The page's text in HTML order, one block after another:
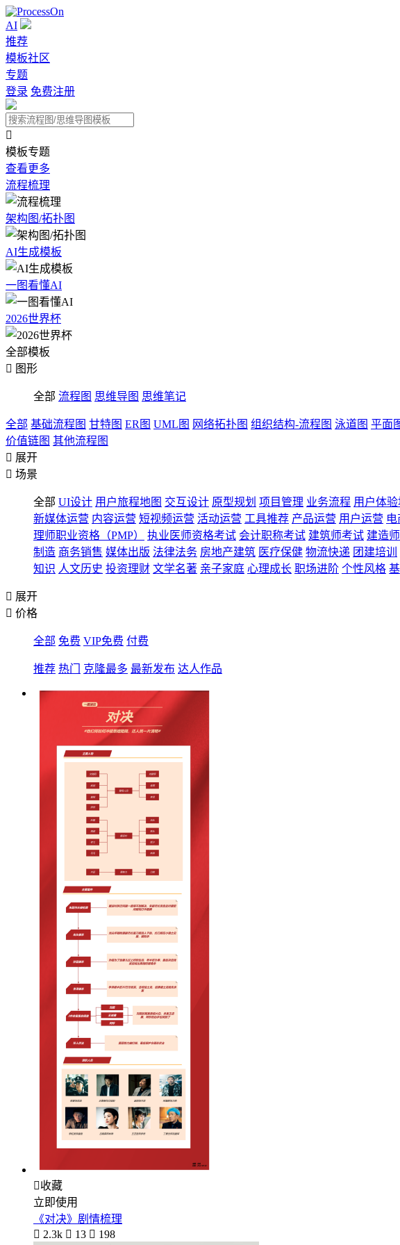
AI
推荐
模板社区
专题
登录 免费注册

模板专题
查看更多
流程梳理
架构图/拓扑图
AI生成模板
一图看懂AI
2026世界杯
全部模板
 图形
全部 流程图 思维导图 思维笔记
全部 基础流程图 甘特图 ER图 UML图 网络拓扑图 组织结构-流程图 泳道图 平面
价值链图 其他流程图
 展开
 场景
全部 UI设计 用户旅程地图 交互设计 原型规划 项目管理 业务流程 用户体验
新媒体运营 内容运营 短视频运营 活动运营 工具推荐 产品运营 用户运营
理师职业资格（PMP）
执业医师资格考试 会计职称考试 建筑师考试 建造
制造 商务销售 媒体出版 法律法务 房地产建筑 医疗保健 物流快递 团建培训
知识 人文历史 投资理财 文学名著 亲子家庭 心理成长 职场进阶 个性风格
 展开
 价格
全部 免费 VIP免费 付费
推荐 热门 克隆最多 最新发布 达人作品
收藏
立即使用
《对决》剧情梳理
 2.3k  13  198